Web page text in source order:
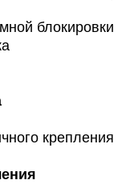
блокировки
крепления